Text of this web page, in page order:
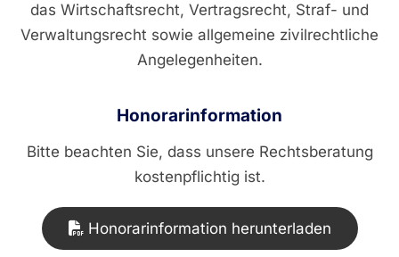
das Wirtschaftsrecht, Vertragsrecht, Straf- und
Verwaltungsrecht sowie allgemeine zivilrechtliche
Angelegenheiten.
Honorarinformation
Bitte beachten Sie, dass unsere Rechtsberatung
kostenpflichtig ist.
Honorarinformation herunterladen